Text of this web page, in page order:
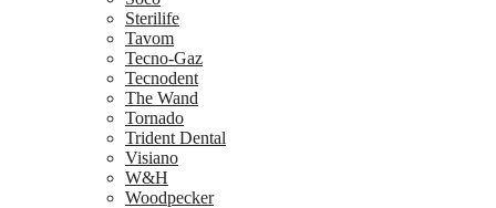
Sterilife
Tavom
Tecno-Gaz
Tecnodent
The Wand
Tornado
Trident Dental
Visiano
W&H
Woodpecker